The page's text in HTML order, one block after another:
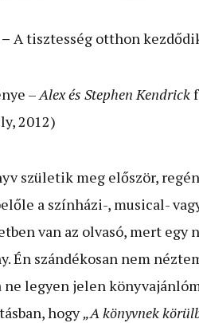
A tisztesség otthon
– Alex és Stephen Kendrick
2012)
születik meg először,
a színházi-, musical-
van az olvasó, mert egy
Én szándékosan nem
legyen jelen
hogy„A könyvnek